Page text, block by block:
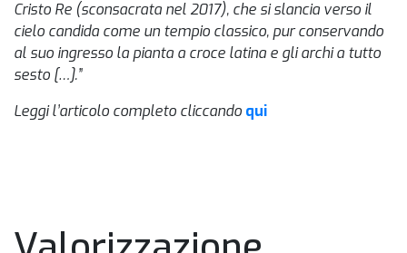
Cristo Re (sconsacrata nel 2017), che si slancia verso il
cielo candida come un tempio classico, pur conservando
al suo ingresso la pianta a croce latina e gli archi a tutto
sesto […].”
Leggi l’articolo completo cliccando qui